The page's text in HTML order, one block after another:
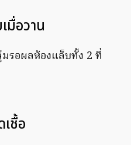
มื่อวาน
รอผลห้องแล็บทั้ง 2 ที่
ชื้อ